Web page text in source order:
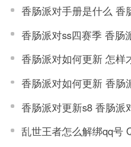
香肠派对ss四赛季 香肠
香肠派对如何更新 怎样
香肠派对如何更新 香肠
香肠派对更新s8 香肠派